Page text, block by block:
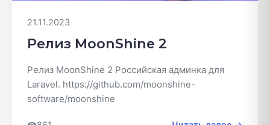
21.11.2023
Релиз MoonShine 2
Релиз MoonShine 2 Российская админка для
Laravel. https://github.com/moonshine-
software/moonshine